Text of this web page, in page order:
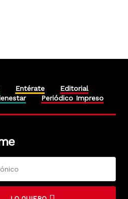
Entérate
Editorial
Periódico Impreso